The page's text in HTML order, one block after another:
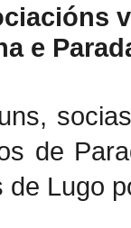
e
de
Lugo